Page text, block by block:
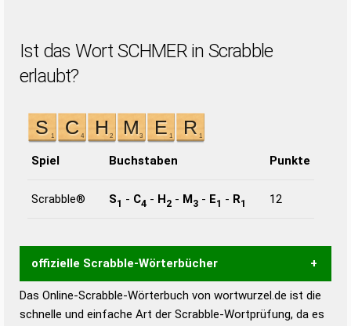
Ist das Wort SCHMER in Scrabble
erlaubt?
Spiel Buchstaben Punkte
Scrabble® S1 - C4 - H2 - M3 - E1 - R1 12
offizielle Scrabble-Wörterbücher
Wortwurzel liefert mit Hilfe eines semantischen
Das Online-Scrabble-Wörterbuch von wortwurzel.de ist die
schnelle und einfache Art der Scrabble-Wortprüfung, da es